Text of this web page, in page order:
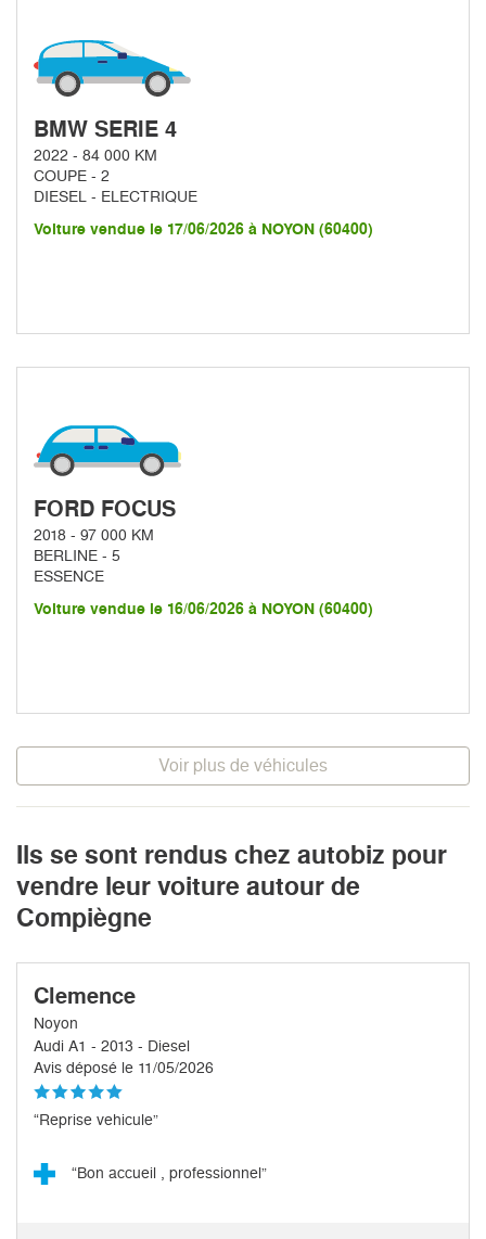
BMW SERIE 4
2022 - 84 000 KM
COUPE - 2
DIESEL - ELECTRIQUE
Voiture vendue le 17/06/2026 à NOYON (60400)
FORD FOCUS
2018 - 97 000 KM
BERLINE - 5
ESSENCE
Voiture vendue le 16/06/2026 à NOYON (60400)
Voir plus de véhicules
Ils se sont rendus chez autobiz pour
vendre leur voiture autour de
Compiègne
Clemence
Noyon
Audi A1 - 2013 - Diesel
Avis déposé le 11/05/2026
“Reprise vehicule”
“Bon accueil , professionnel”